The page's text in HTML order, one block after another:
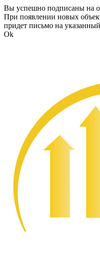
Вы успешно подписаны на
При появлении новых
придет письмо на
Ok